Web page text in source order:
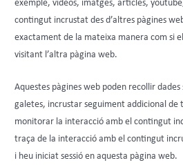
exemple, vídeos, imatges, articles,
contingut incrustat des d’altres pàgines
exactament de la mateixa manera com si
visitant l’altra pàgina web.
Aquestes pàgines web poden recollir
galetes, incrustar seguiment addicional de
monitorar la interacció amb el contingut
traça de la interacció amb el contingut
i heu iniciat sessió en aquesta pàgina web.